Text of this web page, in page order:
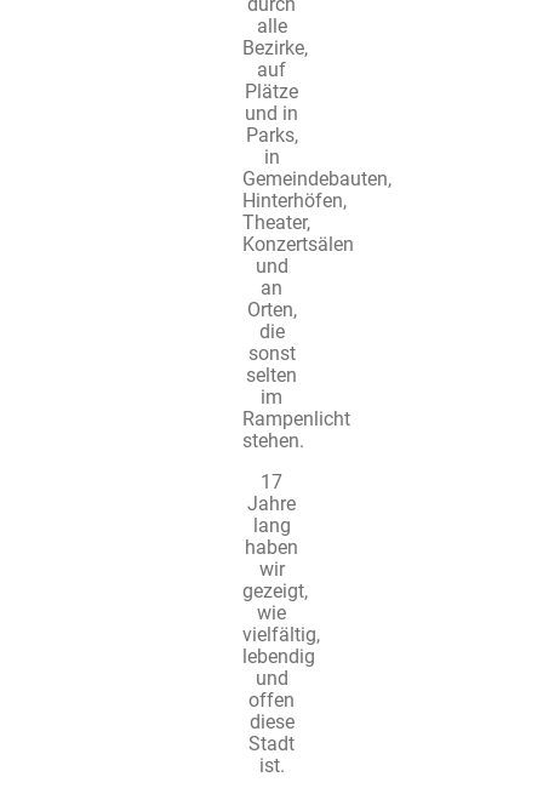
alle
Bezirke,
auf
Plätze
und in
Parks,
in
Gemeindebauten,
Hinterhöfen,
Theater,
Konzertsälen
und
an
Orten,
die
sonst
selten
im
Rampenlicht
stehen.
17
Jahre
lang
haben
wir
gezeigt,
wie
vielfältig,
lebendig
und
offen
diese
Stadt
ist.